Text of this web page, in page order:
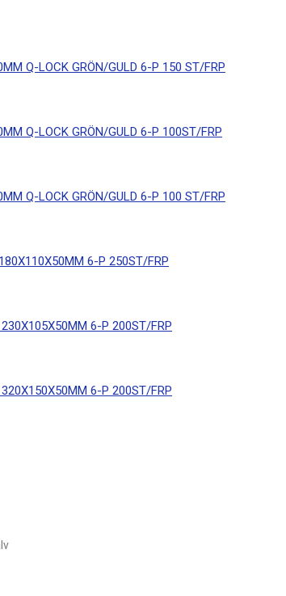
Q-LOCK GRÖN/GULD 6-P 150 ST/FRP
Q-LOCK GRÖN/GULD 6-P 100ST/FRP
Q-LOCK GRÖN/GULD 6-P 100 ST/FRP
6-P 250ST/FRP
230X105X50MM 6-P 200ST/FRP
320X150X50MM 6-P 200ST/FRP